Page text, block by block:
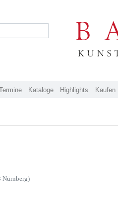
Kataloge Highlights Kaufen
Nürnberg)